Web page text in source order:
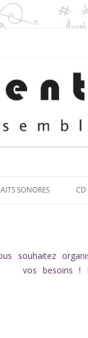
SONORES CD
souhaitez
vos besoins !